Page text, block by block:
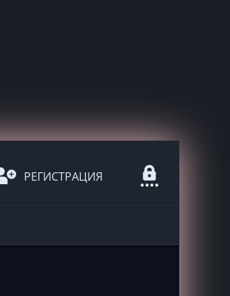
РЕГИСТРАЦИЯ